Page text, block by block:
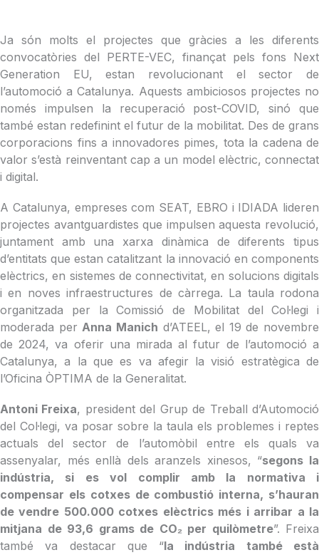
Ja són molts el projectes que gràcies a les diferents
convocatòries del PERTE-VEC, finançat pels fons Next
Generation EU, estan revolucionant el sector de
l’automoció a Catalunya. Aquests ambiciosos projectes no
només impulsen la recuperació post-COVID, sinó que
també estan redefinint el futur de la mobilitat. Des de grans
corporacions fins a innovadores pimes, tota la cadena de
valor s’està reinventant cap a un model elèctric, connectat
i digital.
A Catalunya, empreses com SEAT, EBRO i IDIADA lideren
projectes avantguardistes que impulsen aquesta revolució,
juntament amb una xarxa dinàmica de diferents tipus
d’entitats que estan catalitzant la innovació en components
elèctrics, en sistemes de connectivitat, en solucions digitals
i en noves infraestructures de càrrega. La taula rodona
organitzada per la Comissió de Mobilitat del Col·legi i
moderada per Anna Manich d’ATEEL, el 19 de novembre
de 2024, va oferir una mirada al futur de l’automoció a
Catalunya, a la que es va afegir la visió estratègica de
l’Oficina ÒPTIMA de la Generalitat.
Antoni Freixa, president del Grup de Treball d’Automoció
del Col·legi, va posar sobre la taula els problemes i reptes
actuals del sector de l’automòbil entre els quals va
assenyalar, més enllà dels aranzels xinesos, “segons la
indústria, si es vol complir amb la normativa i
compensar els cotxes de combustió interna, s’hauran
de vendre 500.000 cotxes elèctrics més i arribar a la
mitjana de 93,6 grams de CO₂ per quilòmetre”. Freixa
també va destacar que “la indústria també està